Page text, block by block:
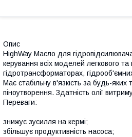
Опис
HighWay Масло для
керування всіх моделей легкового
гідротрансформаторах,
Має стабільну в'язкість за будь-яких
піноутворення. Здатність олії
Переваги:
знижує зусилля на кермі;
збільшує продуктивність насоса;